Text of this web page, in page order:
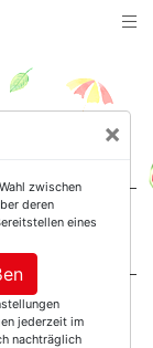
×
zwischen
deren
eines
jederzeit im
nachträglich